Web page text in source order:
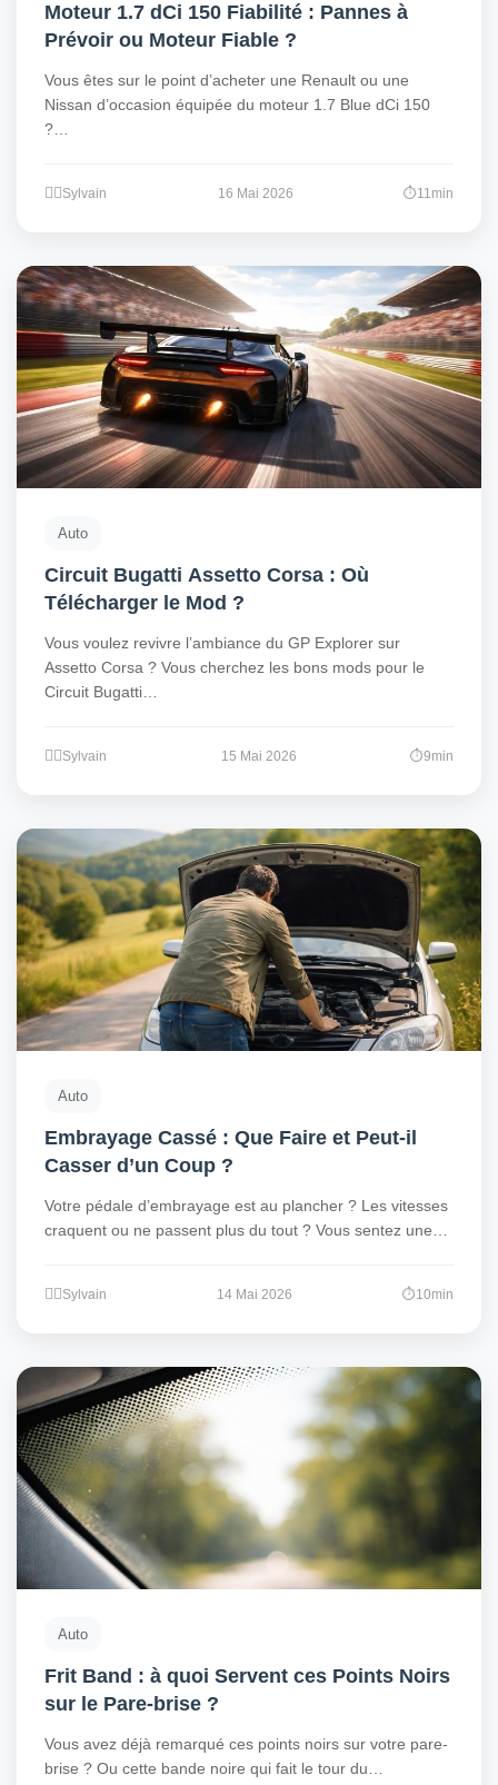
Moteur 1.7 dCi 150 Fiabilité : Pannes à
Prévoir ou Moteur Fiable ?
Vous êtes sur le point d’acheter une Renault ou une
Nissan d’occasion équipée du moteur 1.7 Blue dCi 150
?…
Sylvain 16 Mai 2026 11min
Auto
Circuit Bugatti Assetto Corsa : Où
Télécharger le Mod ?
Vous voulez revivre l’ambiance du GP Explorer sur
Assetto Corsa ? Vous cherchez les bons mods pour le
Circuit Bugatti…
Sylvain 15 Mai 2026 9min
Auto
Embrayage Cassé : Que Faire et Peut-il
Casser d’un Coup ?
Votre pédale d’embrayage est au plancher ? Les vitesses
craquent ou ne passent plus du tout ? Vous sentez une…
Sylvain 14 Mai 2026 10min
Auto
Frit Band : à quoi Servent ces Points Noirs
sur le Pare-brise ?
Vous avez déjà remarqué ces points noirs sur votre pare-
brise ? Ou cette bande noire qui fait le tour du…